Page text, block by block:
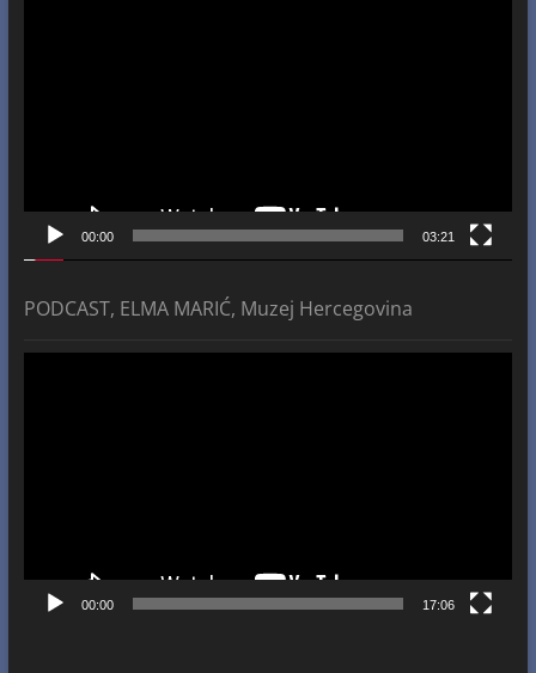
00:00 03:21
PODCAST, ELMA MARIĆ, Muzej Hercegovina
00:00 17:06